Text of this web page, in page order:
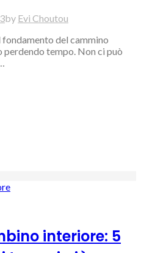
by Evi Choutou
del cammino
perdendo tempo. Non ci può
interiore: 5